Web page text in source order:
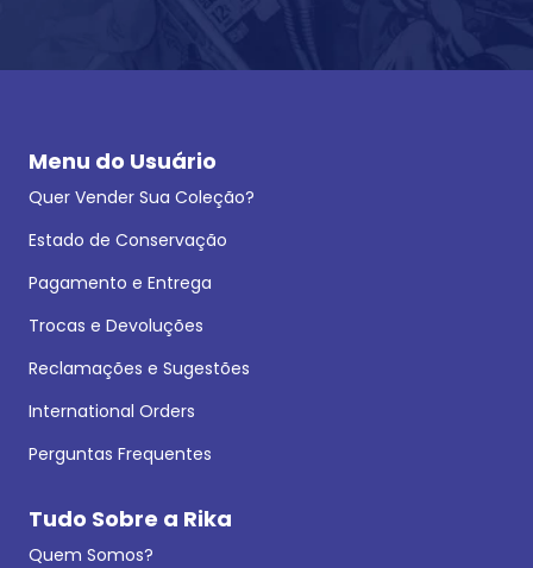
Menu do Usuário
Quer Vender Sua Coleção?
Estado de Conservação
Pagamento e Entrega
Trocas e Devoluções
Reclamações e Sugestões
International Orders
Perguntas Frequentes
Tudo Sobre a Rika
Quem Somos?